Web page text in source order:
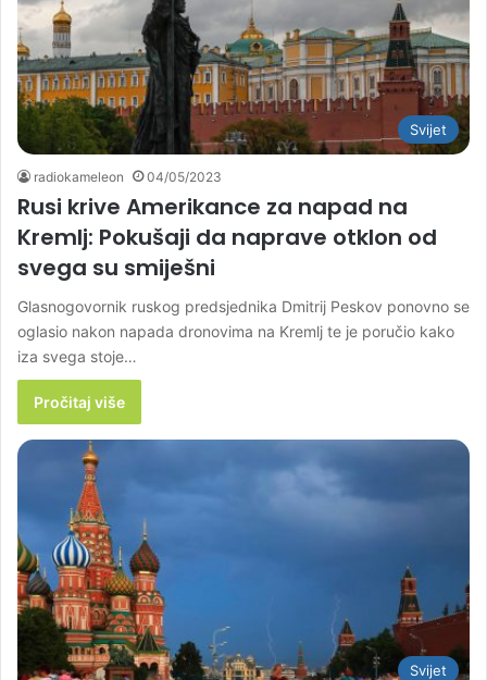
Svijet
radiokameleon 04/05/2023
Rusi krive Amerikance za napad na
Kremlj: Pokušaji da naprave otklon od
svega su smiješni
Glasnogovornik ruskog predsjednika Dmitrij Peskov ponovno se
oglasio nakon napada dronovima na Kremlj te je poručio kako
iza svega stoje…
Pročitaj više
Svijet